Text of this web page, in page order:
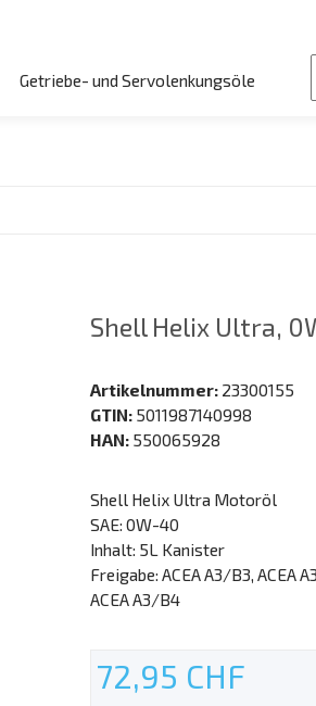
Getriebe- und Servolenkungsöle
Shell Helix Ultra,
Artikelnummer: 23300155
GTIN: 5011987140998
HAN: 550065928
Shell Helix Ultra Motoröl
SAE: 0W-40
Inhalt: 5L Kanister
Freigabe: ACEA A3/B3, ACEA
ACEA A3/B4
72,95 CHF